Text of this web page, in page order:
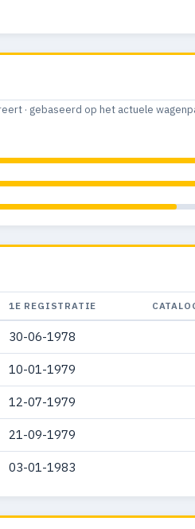
· gebaseerd op het actuele
1E REGISTRATIE
30-06-1978
10-01-1979
12-07-1979
21-09-1979
03-01-1983